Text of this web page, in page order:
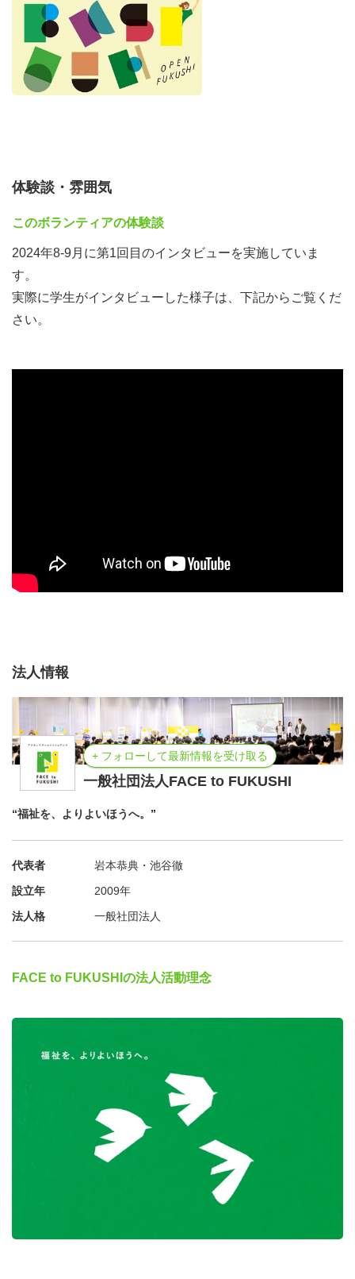
同じ学生同士だからこそ伝えられること。
「OPEN FUKUSHI！」
一緒にフクシのトビラを開いてみませんか？
・SNS等を用いた情報発信
※今回の活動は、福祉を学んでいない学生を募集対象にし
ています。
（社会福祉士や精神保健福祉士、介護福祉士など福祉・介
護の専門資格を取得する大学・専門学校"以外"の人。高校
生も対象です。）
※説明会の参加＝ボランティア申込ではございません。ボ
ランティアへの参加を検討中の方もぜひ、ご参加くださ
URLをお送りいたします。
まずはお気軽に、説明会へお越しください。
体験談・雰囲気
このボランティアの体験談
2024年8-9月に第1回目のインタビューを実施していま
す。
実際に学生がインタビューした様子は、下記からご覧くだ
さい。
法人情報
+ フォローして最新情報を受け取る
一般社団法人FACE to FUKUSHI
“福祉を、よりよいほうへ。”
代表者
岩本恭典・池谷徹
設立年
2009年
法人格
一般社団法人
FACE to FUKUSHIの法人活動理念